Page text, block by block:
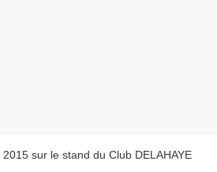
2015 sur le stand du Club DELAHAYE